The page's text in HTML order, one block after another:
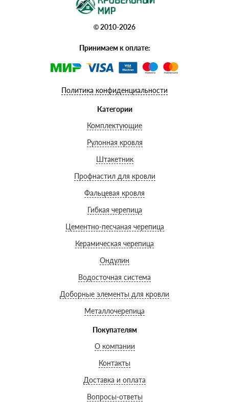
© 2010-2026
Принимаем к оплате:
Политика конфиденциальности
Категории
Комплектующие
Рулонная кровля
Штакетник
Профнастил для кровли
Фальцевая кровля
Гибкая черепица
Цементно-песчаная черепица
Керамическая черепица
Ондулин
Водосточная система
Доборные элементы для кровли
Металлочерепица
Покупателям
О компании
Контакты
Доставка и оплата
Вопросы-ответы